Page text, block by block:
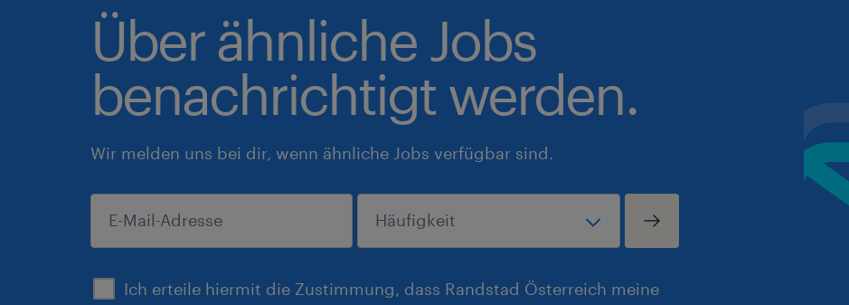
Über ähnliche Jobs
benachrichtigt werden.
Wir melden uns bei dir, wenn ähnliche Jobs verfügbar sind.
Ich erteile hiermit die Zustimmung, dass Randstad Österreich meine
einreichen